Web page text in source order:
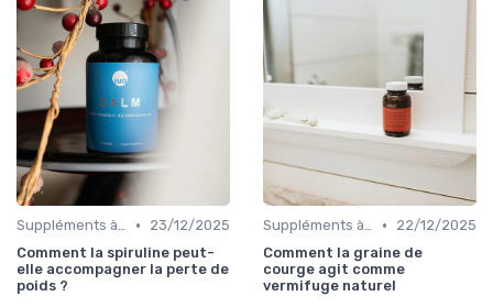
Suppléments à base de plantes •
23/12/2025
Comment la spiruline peut-
elle accompagner la perte de
poids ?
Suppléments à base de plantes •
22/12/2025
Comment la graine de
courge agit comme
vermifuge naturel